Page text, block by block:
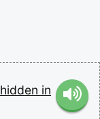
hidden in